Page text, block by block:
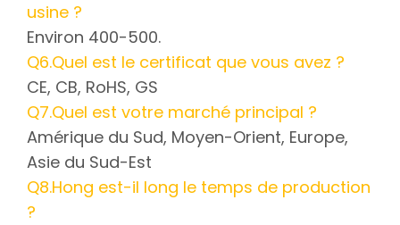
usine ?
Environ 400-500.
Q6.Quel est le certificat que vous avez ?
CE, CB, RoHS, GS
Q7.Quel est votre marché principal ?
Amérique du Sud, Moyen-Orient, Europe,
Asie du Sud-Est
Q8.Hong est-il long le temps de production
?